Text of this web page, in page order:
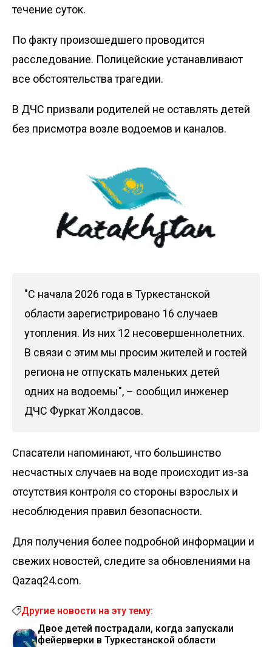
течение суток.
По факту произошедшего проводится
расследование. Полицейские устанавливают
все обстоятельства трагедии.
В ДЧС призвали родителей не оставлять детей
без присмотра возле водоемов и каналов.
"С начала 2026 года в Туркестанской
области зарегистрировано 16 случаев
утопления. Из них 12 несовершеннолетних.
В связи с этим мы просим жителей и гостей
региона не отпускать маленьких детей
одних на водоемы", – сообщил инженер
ДЧС Фуркат Жолдасов.
Спасатели напоминают, что большинство
несчастных случаев на воде происходит из-за
отсутствия контроля со стороны взрослых и
несоблюдения правил безопасности.
Для получения более подробной информации и
свежих новостей, следите за обновлениями на
Qazaq24.com.
Другие новости на эту тему:
Двое детей пострадали, когда запускали
фейерверки в Туркестанской области